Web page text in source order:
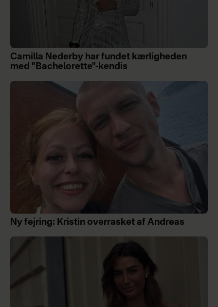
Camilla Nederby har fundet kærligheden
med "Bachelorette"-kendis
Ny fejring: Kristin overrasket af Andreas